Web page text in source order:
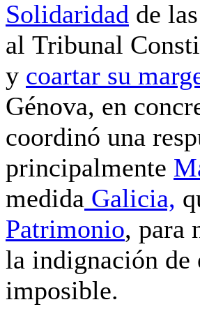
Solidaridad de
al Tribunal
y coartar su
Génova, en
coordinó una
principalmente
medida Galicia,
Patrimonio, para
la indignación de
imposible.